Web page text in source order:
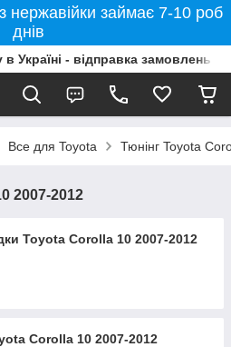
нержавійки займає 7-10 роб
днів
в Україні - відправка замовлень
Все для Toyota Тюнінг Toyota
2007-2012
Toyota Corolla 10 2007-2012
Corolla 10 2007-2012